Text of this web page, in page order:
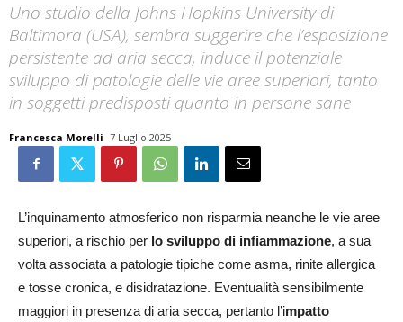
Uno studio della Johns Hopkins University di
Baltimora (USA), sembra suggerire che l’esposizione
persistente ad aria secca, induce il potenziale
sviluppo di patologie delle vie aree superiori, tanto
in soggetti predisposti quanto in persone sane
Francesca Morelli 7 Luglio 2025
L’inquinamento atmosferico non risparmia neanche le vie aree
superiori, a rischio per lo sviluppo di infiammazione, a sua
volta associata a patologie tipiche come asma, rinite allergica
e tosse cronica, e disidratazione. Eventualità sensibilmente
maggiori in presenza di aria secca, pertanto l’impatto